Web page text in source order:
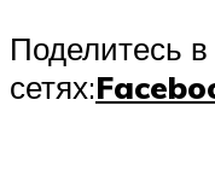
Поделитесь
сетях: